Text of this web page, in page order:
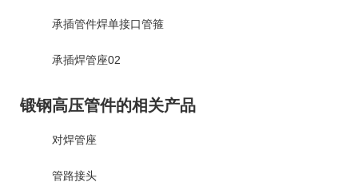
承插管件焊单接口管箍
承插焊管座02
锻钢高压管件的相关产品
对焊管座
管路接头